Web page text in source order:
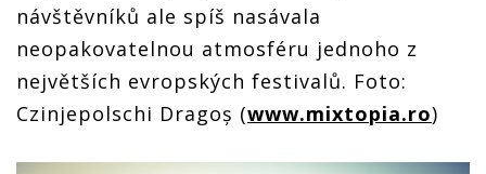
návštěvníků ale spíš nasávala
neopakovatelnou atmosféru jednoho z
největších evropských festivalů. Foto:
Czinjepolschi Dragoș (www.mixtopia.ro)